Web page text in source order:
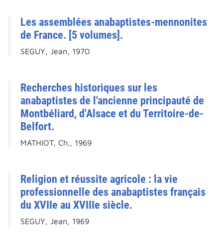
Les assemblées anabaptistes-mennonites
de France. [5 volumes].
SEGUY, Jean, 1970
Recherches historiques sur les
anabaptistes de l'ancienne principauté de
Montbéliard, d'Alsace et du Territoire-de-
Belfort.
MATHIOT, Ch., 1969
Religion et réussite agricole : la vie
professionnelle des anabaptistes français
du XVIIe au XVIIIe siècle.
SEGUY, Jean, 1969